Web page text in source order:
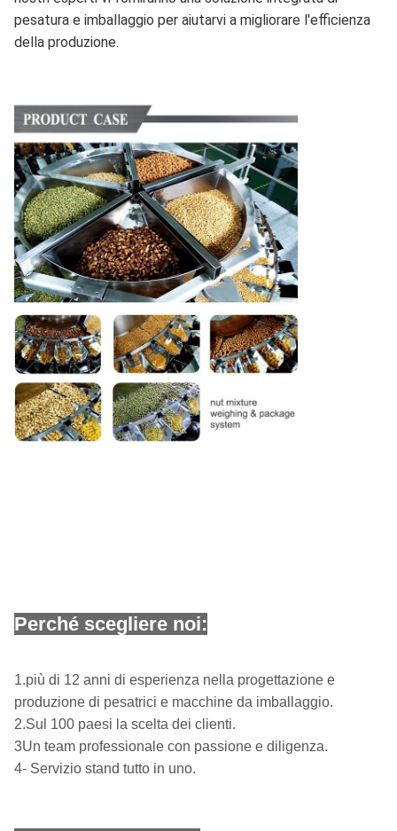
pesatura e imballaggio per aiutarvi a migliorare l'efficienza
della produzione.
Perché scegliere noi:
1.più di 12 anni di esperienza nella progettazione e
produzione di pesatrici e macchine da imballaggio.
2.Sul 100 paesi la scelta dei clienti.
3Un team professionale con passione e diligenza.
4- Servizio stand tutto in uno.